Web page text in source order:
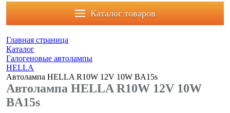
Каталог товаров
Главная страница
Каталог
Галогеновые автолампы
HELLA
Автолампа HELLA R10W 12V 10W BA15s
Автолампа HELLA R10W 12V 10W
BA15s